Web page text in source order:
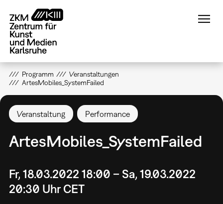
zum
Inhalt
Programm
Veranstaltungen
ArtesMobiles_SystemFailed
Veranstaltung Performance
ArtesMobiles_SystemFailed
Fr, 18.03.2022 18:00 – Sa, 19.03.2022
20:30 Uhr CET